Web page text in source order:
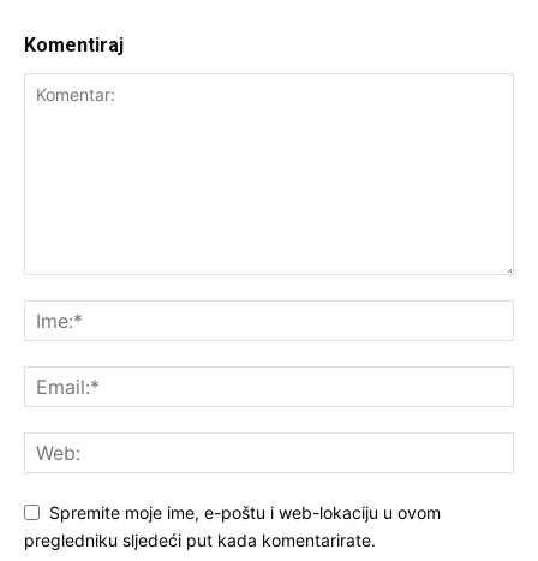
Komentiraj
Spremite moje ime, e-poštu i web-lokaciju u ovom
pregledniku sljedeći put kada komentarirate.